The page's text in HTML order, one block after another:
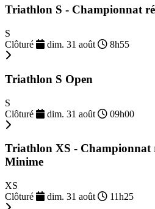
Triathlon S - Championnat
S
Clôturé
dim. 31 août 8h55
Triathlon S Open
S
Clôturé
dim. 31 août 09h00
Triathlon XS - Championnat
Minime
XS
Clôturé
dim. 31 août 11h25